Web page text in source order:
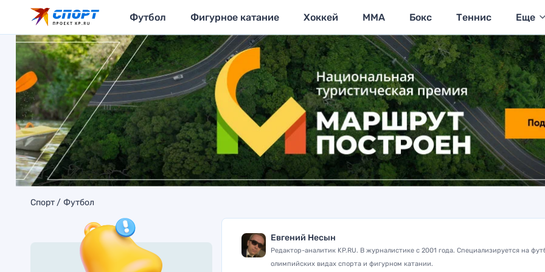
Футбол Фигурное катание Хоккей MMA Бокс Теннис Еще
Спорт Футбол
Евгений Несын
Редактор-аналитик KP.RU. В журналистике с 2001 года. Специализируется на
олимпийских видах спорта и фигурном катании.